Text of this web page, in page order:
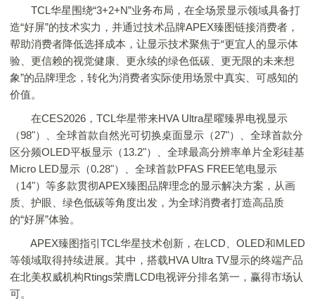
TCL华星围绕“3+2+N”业务布局，在全场景显示领域具备打
造“好屏”的技术实力，并通过技术品牌APEX臻图链接消费者，
帮助消费者降低选择成本，让显示技术聚焦于“更宜人的显示体
验、更信赖的视觉健康、更永续的绿色低碳、更无限的未来想
象”的品牌理念，转化为消费者实际使用场景中真实、可感知的
价值。
在CES2026，TCL华星带来HVA Ultra星曜臻界电视显示
（98"）、全球首款自然光可切换桌面显示（27"）、全球首款分
区分频OLED平板显示（13.2"）、全球最高分辨率单片全彩硅基
Micro LED显示（0.28"）、全球首款PFAS FREE笔电显示
（14"）等多款贯彻APEX臻图品牌理念的显示解决方案，从画
质、护眼、绿色低碳等角度出发，为全球消费者打造高品质
的“好屏”体验。
APEX臻图指引TCL华星技术创新，在LCD、OLED和MLED
等领域取得持续进展。其中，搭载HVA Ultra TV显示的终端产品
在北美权威机构Rtings荣膺LCD电视评分排名第一，赢得市场认
可。